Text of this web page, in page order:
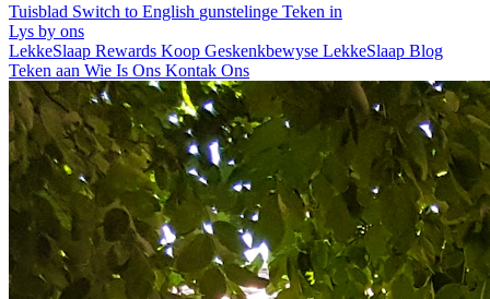
Tuisblad Switch to English gunstelinge Teken in
Lys by ons
LekkeSlaap Rewards Koop Geskenkbewyse LekkeSlaap Blog
Teken aan Wie Is Ons Kontak Ons